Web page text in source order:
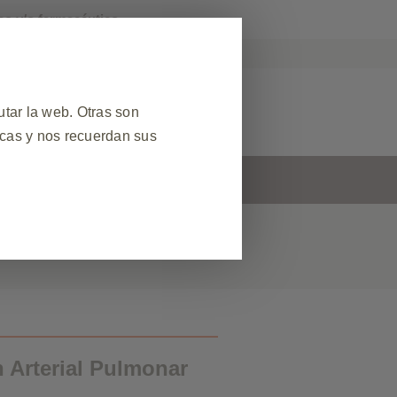
y/o farmacéutico.
Adversa
Arterial Pulmonar
la web. Otras son
y nos recuerdan sus
de sesión durante una
para bloquear o alertarle
almacenan ninguna